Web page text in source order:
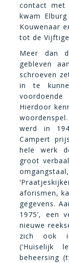
contact met
kwam
Kouwenaar
tot de
Meer dan
gebleven
schroeven
in te
Hierdoor
werd in
Campert
hele werk
groot
aforismen,
gegevens.
1975’, een
nieuwe
zich ook
(‘Huiselijk
beheersing